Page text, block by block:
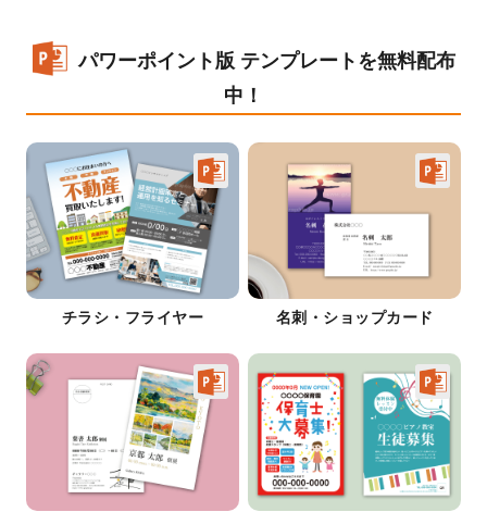
パワーポイント版 テンプレートを無料配布
中！
チラシ・フライヤー 名刺・ショップカード